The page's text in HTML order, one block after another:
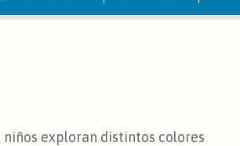
exploran distintos colores